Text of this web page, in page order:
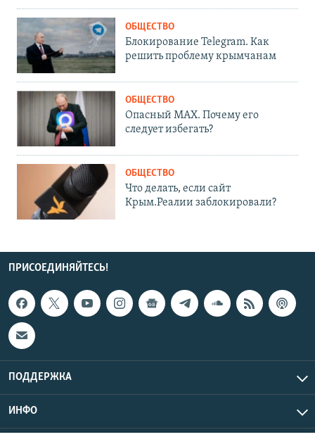
ОБЩЕСТВО
Блокирование Telegram. Как
решить проблему крымчанам
ОБЩЕСТВО
Опасный MAX. Почему его
следует избегать?
ОБЩЕСТВО
Что делать, если сайт
Крым.Реалии заблокировали?
ПРИСОЕДИНЯЙТЕСЬ!
ПОДДЕРЖКА
ИНФО